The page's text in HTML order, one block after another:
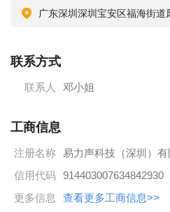
队，并以巨资引进当前世界顶级
前沿的制造技术，我们深刻理解这
性。在制造过程中，我们从不放
为了满足全球市场强劲的需求，我
拥有近10万平方米的现代化生产
产业工人。除此之外，我们还凝
行业精英，他们专业且坚定不移
联系方式
联系人 邓小姐
工商信息
注册名称 易力声科技（深圳）有
信用代码 914403007634842930
更多信息
查看更多工商信息>>